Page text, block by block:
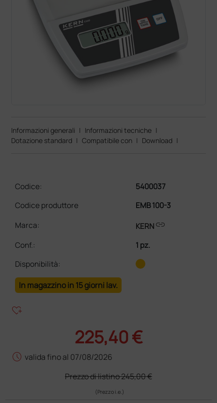
Informazioni generali | Informazioni tecniche |
Dotazione standard | Compatibile con | Download |
Codice:
5400037
Codice produttore
EMB 100-3
Marca:
KERNlink
Conf.:
1 pz.
Disponibilità:
In magazzino in 15 giorni lav.
heart_plus
225,40 €
schedule valida fino al 07/08/2026
Prezzo di listino245,00 €
(Prezzo i.e.)